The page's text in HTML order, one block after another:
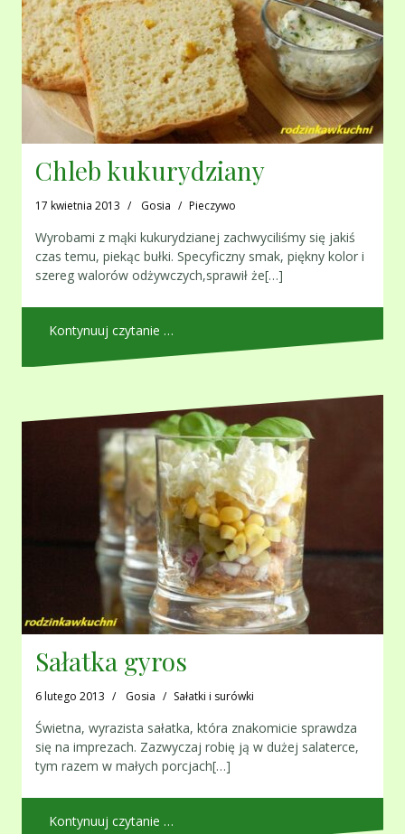
Chleb kukurydziany
17 kwietnia 2013 Gosia Pieczywo
Wyrobami z mąki kukurydzianej zachwyciliśmy się jakiś
czas temu, piekąc bułki. Specyficzny smak, piękny kolor i
szereg walorów odżywczych,sprawił że[…]
Kontynuuj czytanie …
Sałatka gyros
6 lutego 2013 Gosia Sałatki i surówki
Świetna, wyrazista sałatka, która znakomicie sprawdza
się na imprezach. Zazwyczaj robię ją w dużej salaterce,
tym razem w małych porcjach[…]
Kontynuuj czytanie …